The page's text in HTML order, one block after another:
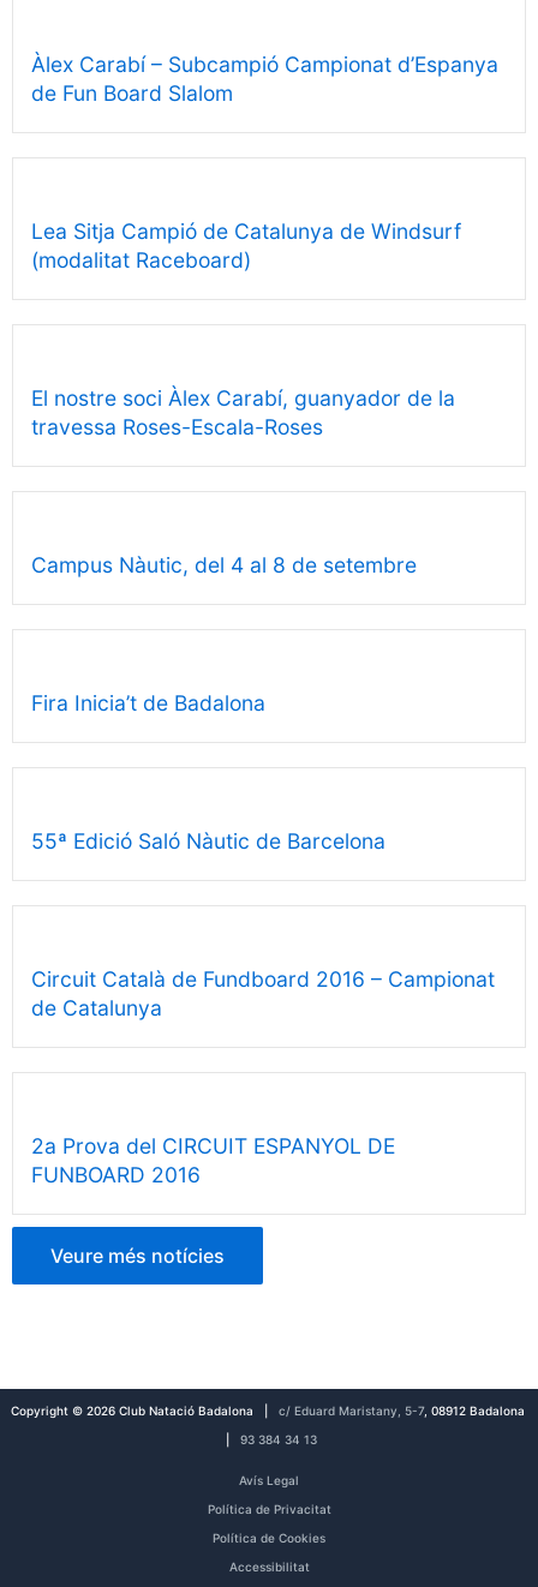
Àlex Carabí – Subcampió Campionat d’Espanya
de Fun Board Slalom
Lea Sitja Campió de Catalunya de Windsurf
(modalitat Raceboard)
El nostre soci Àlex Carabí, guanyador de la
travessa Roses-Escala-Roses
Campus Nàutic, del 4 al 8 de setembre
Fira Inicia’t de Badalona
55ª Edició Saló Nàutic de Barcelona
Circuit Català de Fundboard 2016 – Campionat
de Catalunya
2a Prova del CIRCUIT ESPANYOL DE
FUNBOARD 2016
Veure més notícies
Copyright © 2026 Club Natació Badalona | c/ Eduard Maristany, 5-7, 08912 Badalona
93 384 34 13
Avís Legal
Política de Privacitat
Política de Cookies
Accessibilitat